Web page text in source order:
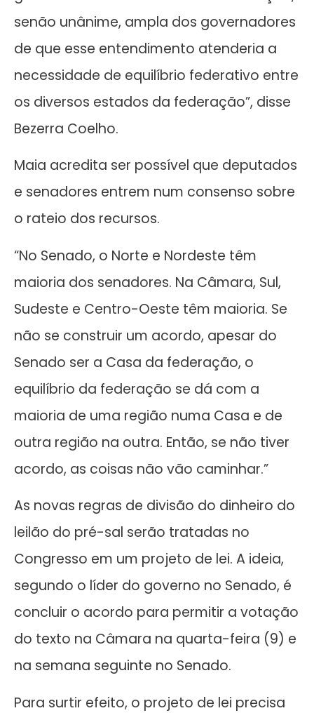
senão unânime, ampla dos governadores
de que esse entendimento atenderia a
necessidade de equilíbrio federativo entre
os diversos estados da federação”, disse
Bezerra Coelho.
Maia acredita ser possível que deputados
e senadores entrem num consenso sobre
o rateio dos recursos.
“No Senado, o Norte e Nordeste têm
maioria dos senadores. Na Câmara, Sul,
Sudeste e Centro-Oeste têm maioria. Se
não se construir um acordo, apesar do
Senado ser a Casa da federação, o
equilíbrio da federação se dá com a
maioria de uma região numa Casa e de
outra região na outra. Então, se não tiver
acordo, as coisas não vão caminhar.”
As novas regras de divisão do dinheiro do
leilão do pré-sal serão tratadas no
Congresso em um projeto de lei. A ideia,
segundo o líder do governo no Senado, é
concluir o acordo para permitir a votação
do texto na Câmara na quarta-feira (9) e
na semana seguinte no Senado.
Para surtir efeito, o projeto de lei precisa